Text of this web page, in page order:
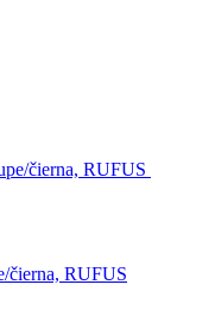
čierna, RUFUS